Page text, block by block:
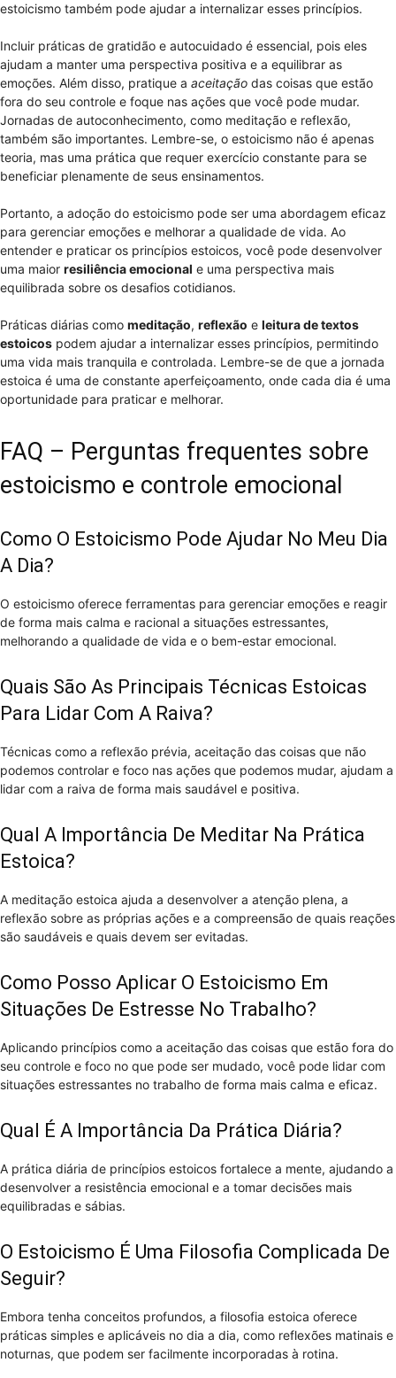
estoicismo também pode ajudar a internalizar esses princípios.
Incluir práticas de gratidão e autocuidado é essencial, pois eles
ajudam a manter uma perspectiva positiva e a equilibrar as
emoções. Além disso, pratique a aceitação das coisas que estão
fora do seu controle e foque nas ações que você pode mudar.
Jornadas de autoconhecimento, como meditação e reflexão,
também são importantes. Lembre-se, o estoicismo não é apenas
teoria, mas uma prática que requer exercício constante para se
beneficiar plenamente de seus ensinamentos.
Portanto, a adoção do estoicismo pode ser uma abordagem eficaz
para gerenciar emoções e melhorar a qualidade de vida. Ao
entender e praticar os princípios estoicos, você pode desenvolver
uma maior resiliência emocional e uma perspectiva mais
equilibrada sobre os desafios cotidianos.
Práticas diárias como meditação, reflexão e leitura de textos
estoicos podem ajudar a internalizar esses princípios, permitindo
uma vida mais tranquila e controlada. Lembre-se de que a jornada
estoica é uma de constante aperfeiçoamento, onde cada dia é uma
oportunidade para praticar e melhorar.
FAQ – Perguntas frequentes sobre
estoicismo e controle emocional
Como O Estoicismo Pode Ajudar No Meu Dia
A Dia?
O estoicismo oferece ferramentas para gerenciar emoções e reagir
de forma mais calma e racional a situações estressantes,
melhorando a qualidade de vida e o bem-estar emocional.
Quais São As Principais Técnicas Estoicas
Para Lidar Com A Raiva?
Técnicas como a reflexão prévia, aceitação das coisas que não
podemos controlar e foco nas ações que podemos mudar, ajudam a
lidar com a raiva de forma mais saudável e positiva.
Qual A Importância De Meditar Na Prática
Estoica?
A meditação estoica ajuda a desenvolver a atenção plena, a
reflexão sobre as próprias ações e a compreensão de quais reações
são saudáveis e quais devem ser evitadas.
Como Posso Aplicar O Estoicismo Em
Situações De Estresse No Trabalho?
Aplicando princípios como a aceitação das coisas que estão fora do
seu controle e foco no que pode ser mudado, você pode lidar com
situações estressantes no trabalho de forma mais calma e eficaz.
Qual É A Importância Da Prática Diária?
A prática diária de princípios estoicos fortalece a mente, ajudando a
desenvolver a resistência emocional e a tomar decisões mais
equilibradas e sábias.
O Estoicismo É Uma Filosofia Complicada De
Seguir?
Embora tenha conceitos profundos, a filosofia estoica oferece
práticas simples e aplicáveis no dia a dia, como reflexões matinais e
noturnas, que podem ser facilmente incorporadas à rotina.